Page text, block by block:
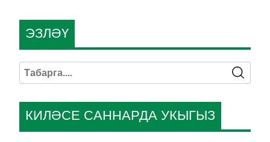
КИЛӘСЕ САННАРДА УКЫГЫЗ
ЭЗЛӘҮ